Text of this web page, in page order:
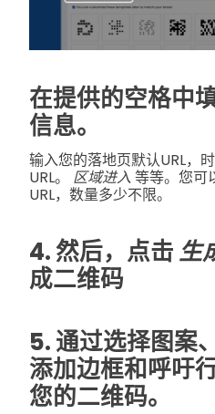
在提供的空格中
信息。
输入您的落地页默认URL，
URL。 区域进入等等。您可
URL，数量多少不限。
4. 然后，点击生
成二维码
5. 通过选择图案
添加边框和呼吁
您的二维码。